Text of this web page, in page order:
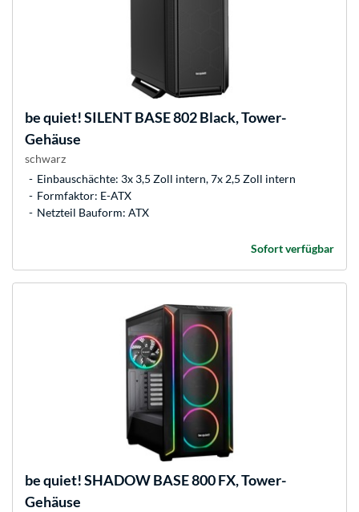
be quiet!SILENT BASE 802 Black, Tower-
Gehäuse
schwarz
Einbauschächte: 3x 3,5 Zoll intern, 7x 2,5 Zoll intern
Formfaktor: E-ATX
Netzteil Bauform: ATX
Sofort verfügbar
be quiet!SHADOW BASE 800 FX, Tower-
Gehäuse